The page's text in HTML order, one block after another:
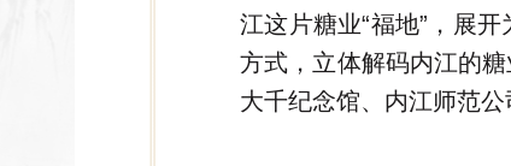
江这片糖业“福地”，展
方式，立体解码内江的
大千纪念馆、内江师范公